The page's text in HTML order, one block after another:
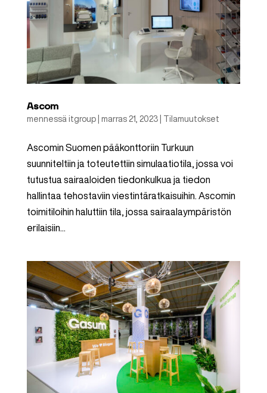
Ascom
mennessä itgroup| marras 21, 2023| Tilamuutokset
Ascomin Suomen pääkonttoriin Turkuun
suunniteltiin ja toteutettiin simulaatiotila, jossa voi
tutustua sairaaloiden tiedonkulkua ja tiedon
hallintaa tehostaviin viestintäratkaisuihin. Ascomin
toimitiloihin haluttiin tila, jossa sairaalaympäristön
erilaisiin...